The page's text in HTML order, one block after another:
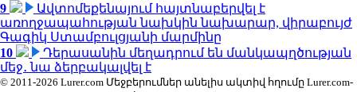
9
Ավտոմեքենայում հայտնաբերվել է
առողջապահության նախկին նախարար, վիրաբույժ
Գագիկ Ստամբուլցյանի մարմինը
10
Դերասանին մեղադրում են մանկապղծության
մեջ․ նա ձերբակալվել է
© 2011-2026 Lurer.com Մեջբերումներ անելիս ակտիվ հղումը Lurer.com-